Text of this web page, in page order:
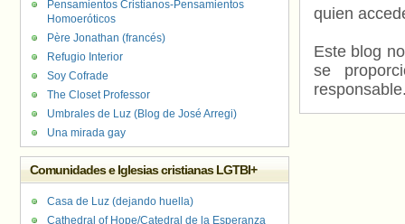
quien
Este blog
se
Pensamientos Cristianos-Pensamientos
Homoeróticos
Père Jonathan (francés)
Refugio Interior
Soy Cofrade
The Closet Professor
Umbrales de Luz (Blog de José Arregi)
Una mirada gay
Comunidades e Iglesias cristianas LGTBI+
Casa de Luz (dejando huella)
Cathedral of Hope/Catedral de la Esperanza